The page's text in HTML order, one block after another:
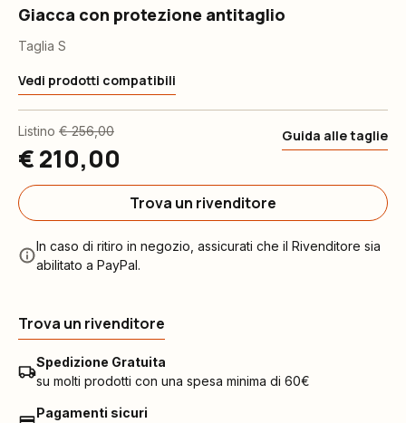
Giacca con protezione antitaglio
Taglia S
Vedi prodotti compatibili
Listino € 256,00
€ 210,00
Guida alle taglie
Trova un rivenditore
In caso di ritiro in negozio, assicurati che il Rivenditore sia
abilitato a PayPal.
Trova un rivenditore
Spedizione Gratuita
su molti prodotti con una spesa minima di 60€
Pagamenti sicuri